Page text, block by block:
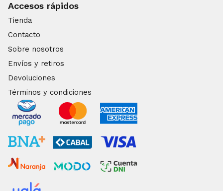
Accesos rápidos
Tienda
Contacto
Sobre nosotros
Envíos y retiros
Devoluciones
Términos y condiciones